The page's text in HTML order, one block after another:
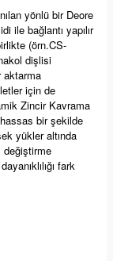
yönlü bir Deore
ile bağlantı yapılır
(örn.CS-
dişlisi
aktarma
için de
Zincir Kavrama
bir şekilde
yükler altında
değiştirme
fark